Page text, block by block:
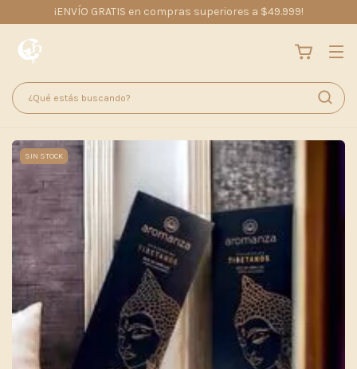
¡ENVÍO GRATIS en compras superiores a $49.999!
SIN STOCK